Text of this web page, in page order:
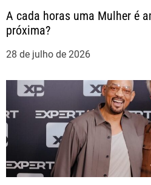
t
A cada horas uma Mulher é
próxima?
28 de julho de 2026